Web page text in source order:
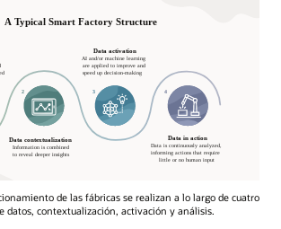
de las fábricas se realizan a lo largo de cuatro
datos, contextualización, activación y análisis.